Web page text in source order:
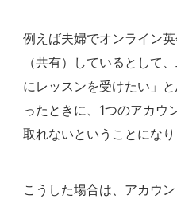
例えば夫婦でオンライン
（共有）しているとして
にレッスンを受けたい」
ったときに、1つのアカウ
取れないということになり
こうした場合は、アカウ